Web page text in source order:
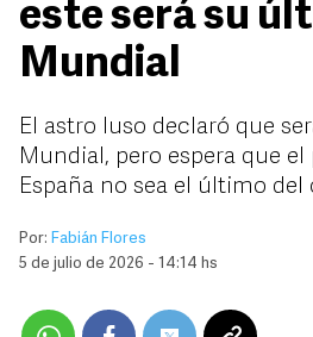
este será su
Mundial
El astro luso declaró que
Mundial, pero espera que
España no sea el último del
Por: Fabián Flores
5 de julio de 2026 - 14:14 hs